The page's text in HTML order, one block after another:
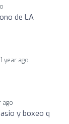
de LA
1 year ago
ago
y boxeo q